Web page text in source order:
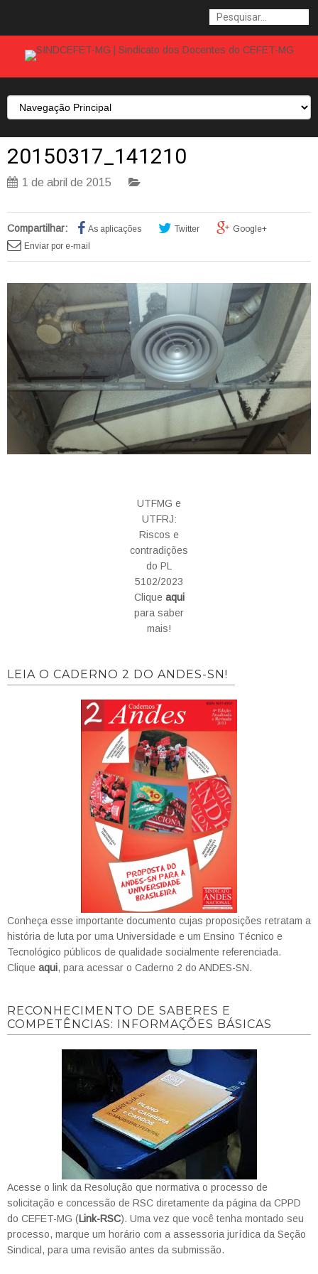
20150317_141210
1 de abril de 2015
Compartilhar: As aplicações Twitter
Google+
Enviar por e-mail
UTFMG e
UTFRJ:
Riscos e
contradições
do PL
5102/2023
Clique aqui
para saber
mais!
LEIA O CADERNO 2 DO ANDES-SN!
Conheça esse importante documento cujas proposições retratam a
história de luta por uma Universidade e um Ensino Técnico e
Tecnológico públicos de qualidade socialmente referenciada.
Clique aqui, para acessar o Caderno 2 do ANDES-SN.
RECONHECIMENTO DE SABERES E
COMPETÊNCIAS: INFORMAÇÕES BÁSICAS
Acesse o link da Resolução que normativa o processo de
solicitação e concessão de RSC diretamente da página da CPPD
do CEFET-MG (Link-RSC). Uma vez que você tenha montado seu
processo, marque um horário com a assessoria jurídica da Seção
Sindical, para uma revisão antes da submissão.